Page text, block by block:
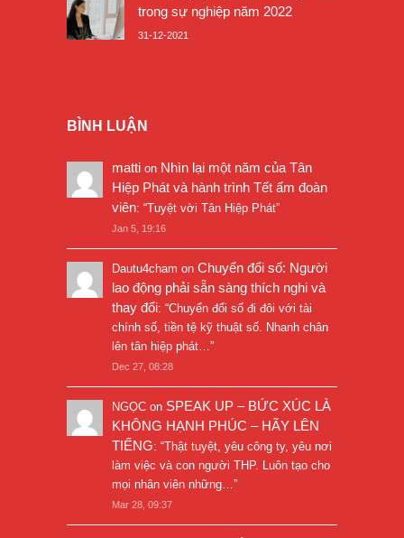
trong sự nghiệp năm 2022
31-12-2021
BÌNH LUẬN
matti on Nhìn lại một năm của Tân
Hiệp Phát và hành trình Tết ấm đoàn
viên: “Tuyệt vời Tân Hiệp Phát”
Jan 5, 19:16
Dautu4cham on Chuyển đổi số: Người
lao động phải sẵn sàng thích nghi và
thay đổi: “Chuyển đổi số đi đôi với tài
chính số, tiền tệ kỹ thuật số. Nhanh chân
lên tân hiệp phát… ”
Dec 27, 08:28
NGỌC on SPEAK UP – BỨC XÚC LÀ
KHÔNG HẠNH PHÚC – HÃY LÊN
TIẾNG: “Thật tuyệt, yêu công ty, yêu nơi
làm việc và con người THP. Luôn tạo cho
mọi nhân viên những… ”
Mar 28, 09:37